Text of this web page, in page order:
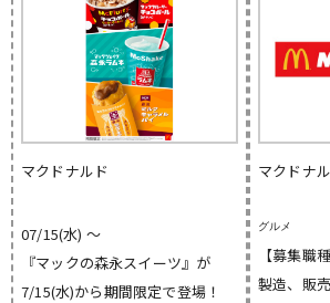
マクドナルド
07/15(水) 〜
『マックの森永スイーツ』が
7/15(水)から期間限定で登場！
マクドナ
グルメ
【募集職
製造、販売